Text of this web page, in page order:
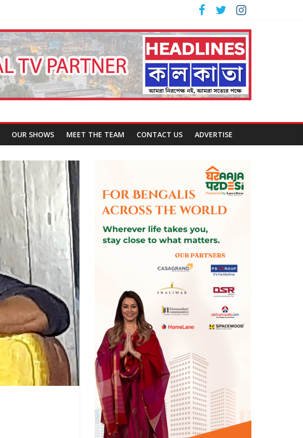
OUR SHOWS MEET THE TEAM CONTACT US ADVERTISE